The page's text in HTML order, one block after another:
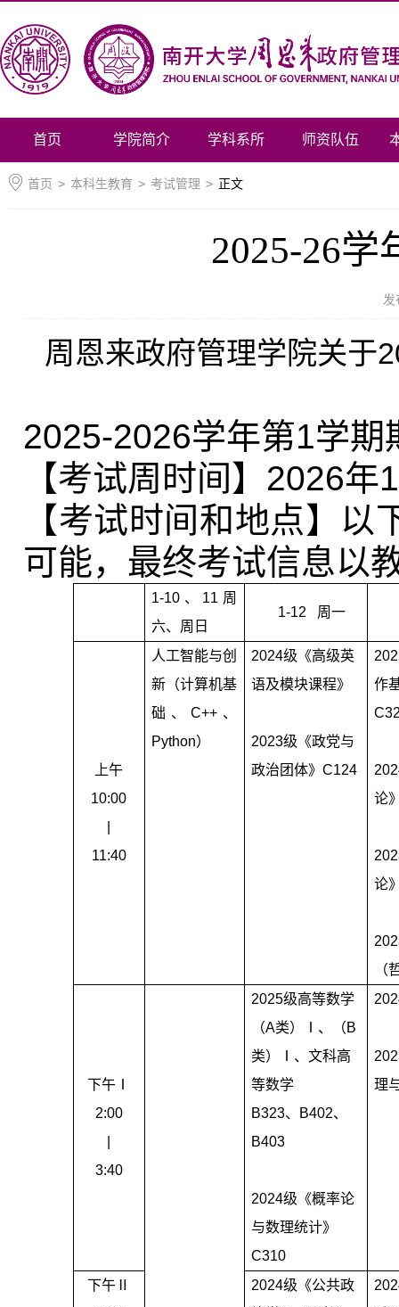
首页 学院简介 学科系所 师资队伍
首页 > 本科生教育 > 考试管理 > 正文
2025-26学
周恩来政府管理学院关于
2025-2026学年第1学期
【考试周时间】 2026年1
【考试时间和地点】
可能，最终考试信息以
1-10、 11 周
六、周日
1-12 周一
上午
10:00
11:40
人工智能与创
新（计算机基
础、C++ 、
Python）
2024级《高级英
语及模块课程》
2023级《政党与
政治团体》 C124
作
论
论
（
下午Ⅰ
2:00
3:40
2025级高等数学
（A类）Ⅰ、（B
类）Ⅰ、文科高
等数学
B323、 B402、
B403
2024级《概率论
与数理统计》
C310
理
下午Ⅱ
2024级《公共政